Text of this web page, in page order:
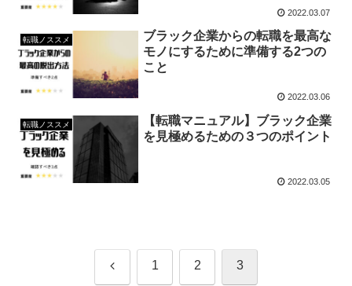
2022.03.07
転職ノススメ
ブラック企業からの転職を最高な
モノにするために準備する2つの
こと
2022.03.06
転職ノススメ
【転職マニュアル】ブラック企業
を見極めるための３つのポイント
2022.03.05
前 1 2 3